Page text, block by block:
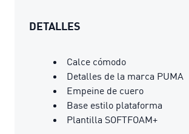
DETALLES
Calce cómodo
Detalles de la marca PUMA
Empeine de cuero
Base estilo plataforma
Plantilla SOFTFOAM+